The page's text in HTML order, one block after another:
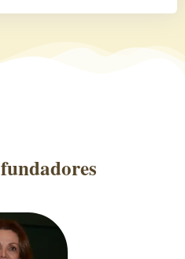
fundadores